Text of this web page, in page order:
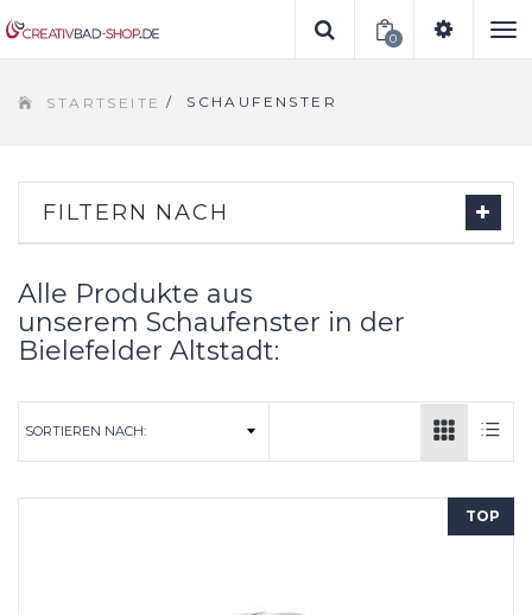
0
STARTSEITE / SCHAUFENSTER
FILTERN NACH
Alle Produkte aus
unserem Schaufenster in der
Bielefelder Altstadt:
TOP